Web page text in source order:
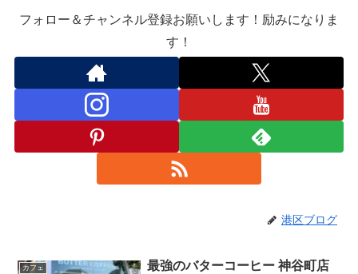
フォロー＆チャンネル登録お願いします！励みになりま
す！
港区ブログ
カフェ
最強のバターコーヒー 神谷町店